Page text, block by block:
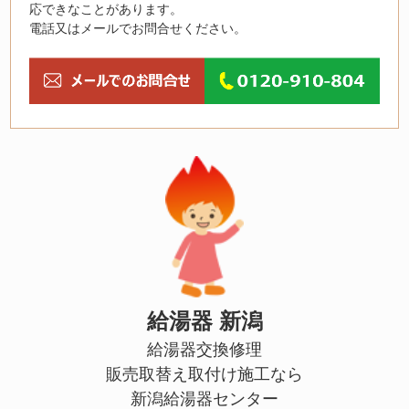
応できなことがあります。
電話又はメールでお問合せください。
給湯器 新潟
給湯器交換修理
販売取替え取付け施工なら
新潟給湯器センター